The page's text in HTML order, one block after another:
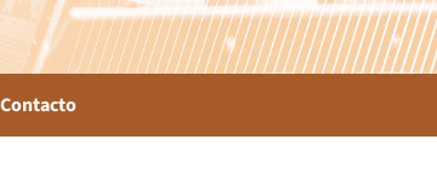
Contacto